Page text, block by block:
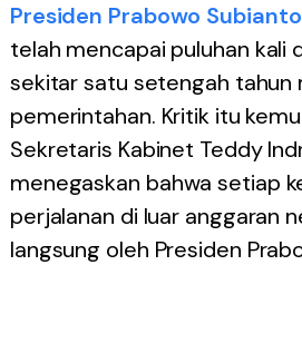
Presiden Prabowo Subianto
telah mencapai puluhan kali
sekitar satu setengah tahun
pemerintahan. Kritik itu
Sekretaris Kabinet Teddy
menegaskan bahwa setiap
perjalanan di luar anggaran
langsung oleh Presiden